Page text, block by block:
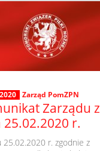
Zarząd PomZPN
Zarządu z
25.02.2020 r.
25.02.2020 r. zgodnie z